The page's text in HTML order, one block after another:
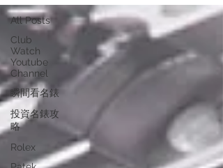
All Posts
Club
Watch
Youtube
Channel
瞬間看名錶
投資名錶攻
略
Rolex